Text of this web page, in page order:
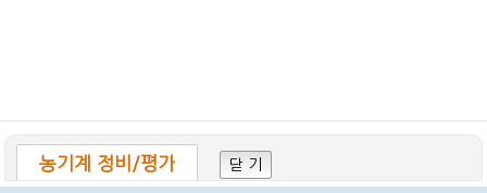
농기계 정비/평가 닫 기